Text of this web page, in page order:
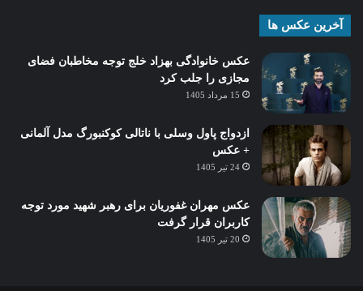
آخرین عکس ها
عکس خانوادگی بهزاد خلج توجه مخاطبان فضای
مجازی را جلب کرد
15 مرداد 1405
ازدواج پاول وسلی با ناتالی کوکنبورگ مدل آلمانی
+ عکس
24 تیر 1405
عکس مهران غفوریان برای رهبر شهید مورد توجه
کاربران قرار گرفت
20 تیر 1405